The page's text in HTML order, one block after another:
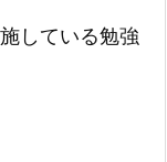
している勉強